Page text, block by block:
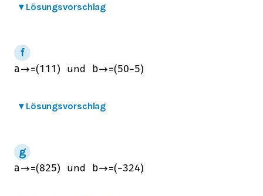
▾ Lösungsvorschlag
a→=(1 1 1 ) und b→=(50−5)
▾ Lösungsvorschlag
a→=(825) und b→=(−324)